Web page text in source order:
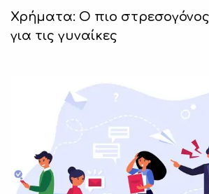
Χρήματα: Ο πιο
για τις γυναίκες